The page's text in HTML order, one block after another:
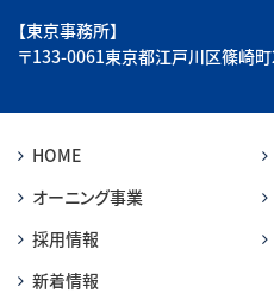
【東京事務所】
〒133-0061東京都江戸川区篠崎
HOME
オーニング事業
採用情報
新着情報